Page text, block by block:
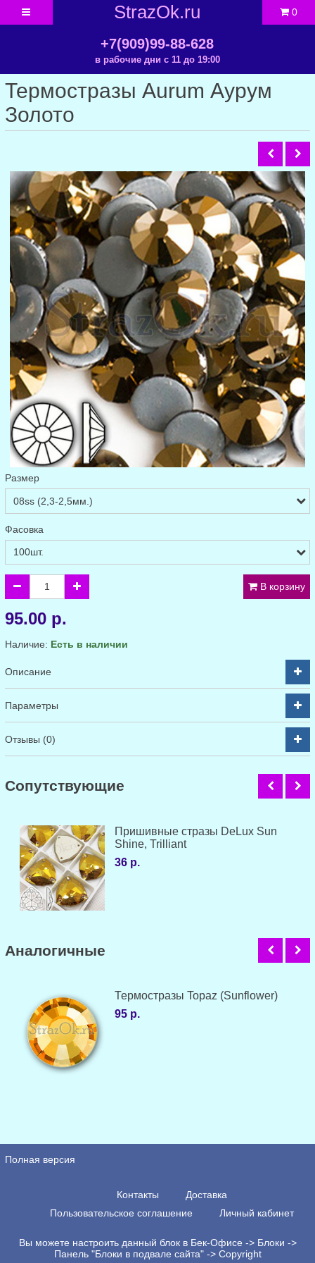
StrazOk.ru
+7(909)99-88-628
в рабочие дни с 11 до 19:00
0
Термостразы Aurum Аурум
Золото
Размер
Фасовка
В корзину
95.00 р.
Наличие: Есть в наличии
Описание
Параметры
Отзывы (0)
Cопутствующие
Пришивные стразы DeLux Sun
Shine, Trilliant
36 р.
Аналогичные
Термостразы Topaz (Sunflower)
95 р.
Полная версия
Контакты
Доставка
Пользовательское соглашение
Личный кабинет
Вы можете настроить данный блок в Бек-Офисе -> Блоки ->
Панель "Блоки в подвале сайта" -> Copyright